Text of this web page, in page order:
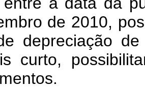
de 2010,
depreciação
curto,